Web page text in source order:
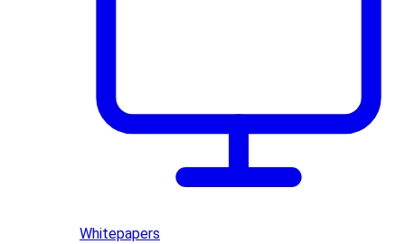
Whitepapers